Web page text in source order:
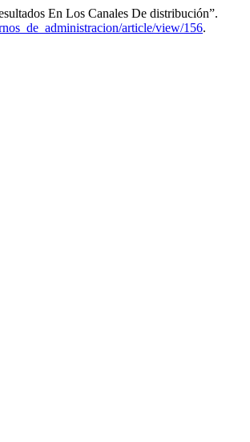
En Los Canales De distribución”.
article/view/156.